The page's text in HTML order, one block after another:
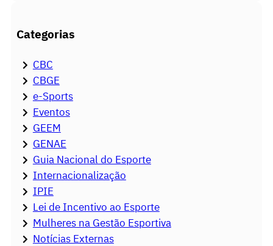
Categorias
CBC
CBGE
e-Sports
Eventos
GEEM
GENAE
Guia Nacional do Esporte
Internacionalização
IPIE
Lei de Incentivo ao Esporte
Mulheres na Gestão Esportiva
Notícias Externas